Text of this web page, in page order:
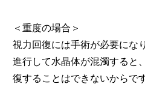
＜重度の場合＞
視力回復には手術が必要にな
進行して水晶体が混濁すると
復することはできないからです